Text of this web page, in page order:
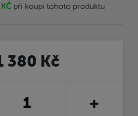
při koupi tohoto produktu
380 Kč
+